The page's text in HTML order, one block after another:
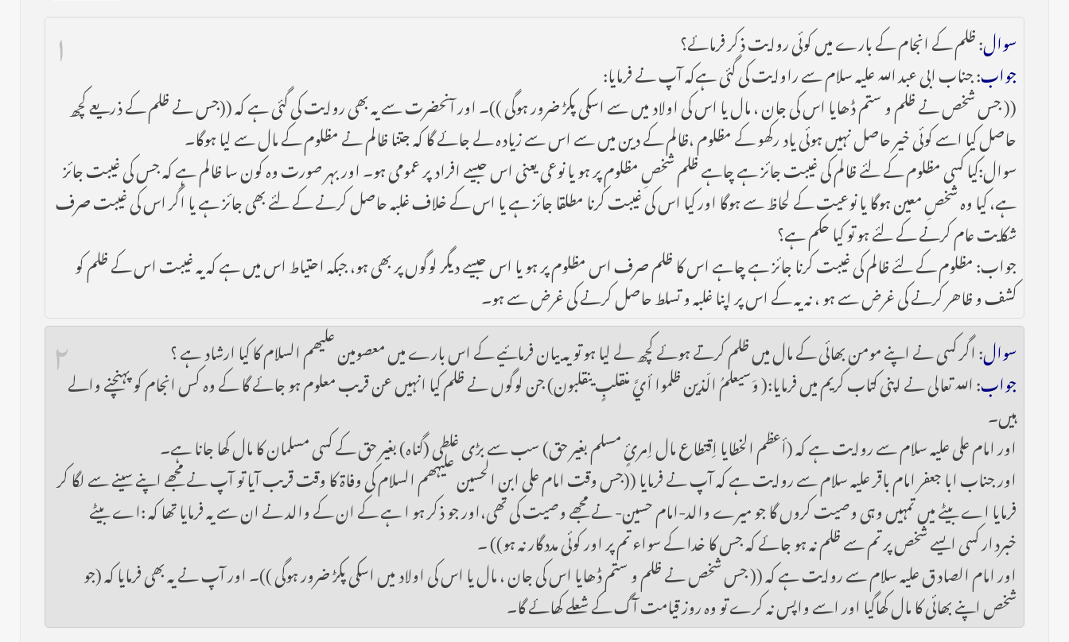
۱ سوال: ظلم کے انجام کے بارے میں کوئی روایت ذکر فرمائے؟
جواب: جناب ابی عبد اللہ علیہ سلام سے راوایت کی گئی ہےکہ آپ نے فرمایا:
(( جس شخص نے ظلم و ستم ڈھایا اس کی جان ، مال یا اس کی اولاد میں سے اسکی پکڑ ضرور ہوگی ))۔ اور آنحضرت سے یہ بھی روایت کی گئی ہے کہ ((جس نے ظلم کے ذریعے کچھ
حاصل کیا اسے کوئی خیر حاصل نہیں ہوئی یاد رکھو کے مظلوم ،ظالم کے دین میں سے اس سے زیادہ لے جائے گا کہ جتنا ظالم نے مظلوم کے مال سے لیا ہوگا۔
سوال:کیا کسی مظلوم کے لئے ظالم کی غیبت جائز ہے چاہے ظلم شخصِ مظلوم پر ہو یا نوعی یعنی اس جیسے افراد پر عمومی ہو۔ اور بہر صورت وہ کون سا ظالم ہے کہ جس کی غیبت جائز
ہے، کیا وہ شخصِ معین ہوگا یا نوعیت کے لحاظ سے ہوگا اور کیا اس کی غیبت کرنا مطلقا جائز ہے یا اس کے خلاف غلبہ حاصل کرنے کے لئے بھی جائز ہے یا اگر اس کی غیبت صرف
شکایت عام کرنے کے لئے ہو تو کیا حکم ہے؟
جواب: مظلوم کے لئے ظالم کی غیبت کرنا جائز ہے چاہے اس کا ظلم صرف اس مظلوم پر ہو یا اس جیسے دیگر لوگوں پر بھی ہو، جبکہ احتیاط اس میں ہے کہ یہ غیبت اس کے ظلم کو
کشف و ظاھر کرنے کی غرض سے ہو ، نہ یہ کے اس پر اپنا غلبہ و تسلط حاصل کرنے کی غرض سے ہو۔
۲ سوال: اگر کسی نے اپنے مومن بھائی کے مال میں ظلم کرتے ہوئے کچھ لے لیا ہو تو یہ بیان فرمائیے کے اس بارے میں معصومین علیھم السلام کا کیا ارشاد ہے ؟
جواب: اللہ تعالی نے اپنی کتاب کریم میں فرمایا:( وَسيعلمُ الّذين ظلموا أيَّ منقلبٍ ينقلبون) جن لوگوں نے ظلم کیا انہیں عن قریب معلوم ہو جائے گا کے وہ کس انجام کو پہنچنے والے
ہیں۔
اور امام علی علیہ سلام سے روایت ہے کہ (أعظم الخطايا اِقتطاع مال اِمرئٍ مسلم بغير حق) سب سے بڑی غلطی (گناہ) بغیر حق کے کسی مسلمان کا مال کھا جانا ہے۔
اور جناب ابا جعفر امام باقر علیہ سلام سے روایت ہے کہ آپ نے فرمایا ((جس وقت امام علی ابن الحسین علیہھم السلام کی وفاۃ کا وقت قریب آیا تو آپ نے مجھے اپنے سینے سے لگا کر
فرمایا اے بیٹے میں تمہیں وہی وصیت کروں گا جو میرے والد-امام حسین- نے مجھے وصیت کی تھی،اور جو ذکر ہو ا ہے کے ان کے والد نے ان سے یہ فرمایا تھا کہ :اے بیٹے
خبردار کسی ایسے شخص پر تم سے ظلم نہ ہو جائے کہ جس کا خدا کے سواء تم پر اور کوئی مددگار نہ ہو)) ۔
اور امام الصادق علیہ سلام سے روایت ہے کہ (( جس شخص نے ظلم و ستم ڈھایا اس کی جان ، مال یا اس کی اولاد میں اسکی پکڑ ضرور ہوگی ))۔ اور آپ نے یہ بھی فرمایا کہ (جو
شخص اپنے بھائی کا مال کھاگیا اور اسے واپس نہ کرے تو وہ روز قیامت آگ کے شعلے کھائے گا۔